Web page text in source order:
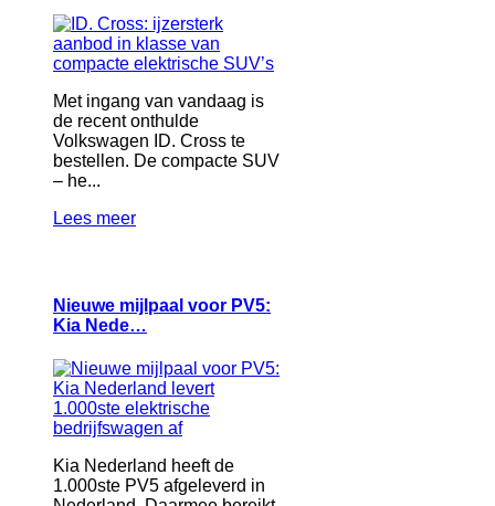
Met ingang van vandaag is
de recent onthulde
Volkswagen ID. Cross te
bestellen. De compacte SUV
– he...
Lees meer
Nieuwe mijlpaal voor PV5:
Kia Nede…
Kia Nederland heeft de
1.000ste PV5 afgeleverd in